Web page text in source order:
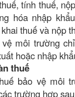
tính thuế,
hóa nhập
thuế và nộp
môi trường
hoặc nhập
thuế
bảo vệ môi
trường hợp